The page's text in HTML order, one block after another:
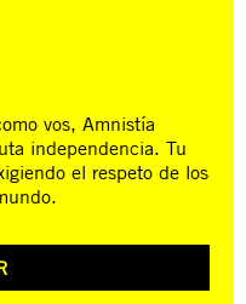
vos, Amnistía
independencia. Tu
el respeto de los